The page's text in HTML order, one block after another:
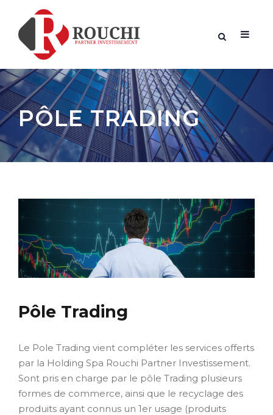
PÔLE TRADING
Pôle Trading
Le Pole Trading vient compléter les services offerts
par la Holding Spa Rouchi Partner Investissement.
Sont pris en charge par le pôle Trading plusieurs
formes de commerce, ainsi que le recyclage des
produits ayant connus un 1er usage (produits